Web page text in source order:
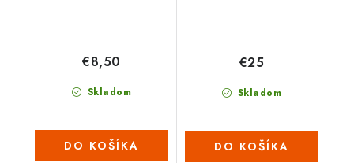
Skladom
€8,50
DO KOŠÍKA
Skladom
€25
DO KOŠÍKA